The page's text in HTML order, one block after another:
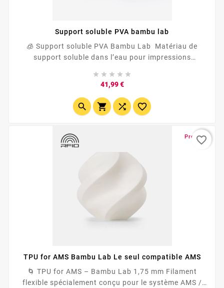
Support soluble PVA bambu lab
🧊 Support soluble PVA Bambu Lab Matériau de
support soluble dans l’eau pour impressions
PLA Bambu Lab en double extrusion. Interface de...
    
41,99 €Prix
   
Promo !
TPU for AMS Bambu Lab Le seul compatible AMS
🌀 TPU for AMS – Bambu Lab 1,75 mm Filament
flexible spécialement conçu pour le système AMS /
favorite_border